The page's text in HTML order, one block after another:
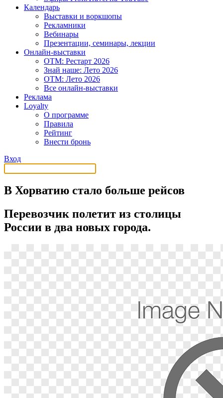
Календарь
Выставки и воркшопы
Рекламники
Вебинары
Презентации, семинары, лекции
Онлайн-выставки
OTM: Рестарт 2026
Знай наше: Лето 2026
OTM: Лето 2026
Все онлайн-выставки
Реклама
Loyalty
О программе
Правила
Рейтинг
Внести бронь
Вход
В Хорватию стало больше рейсов
Перевозчик полетит из столицы
России в два новых города.